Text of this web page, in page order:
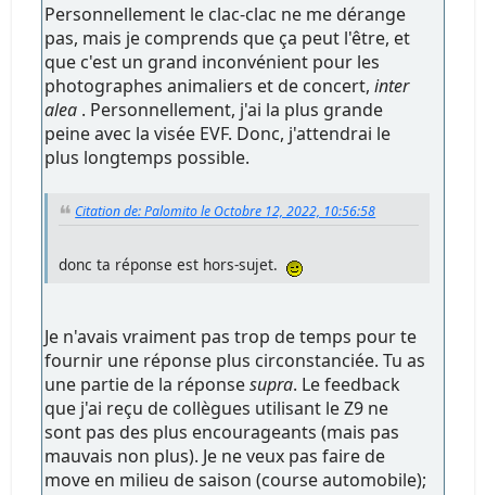
Personnellement le clac-clac ne me dérange
pas, mais je comprends que ça peut l'être, et
que c'est un grand inconvénient pour les
photographes animaliers et de concert,inter
alea . Personnellement, j'ai la plus grande
peine avec la visée EVF. Donc, j'attendrai le
plus longtemps possible.
Citation de: Palomito le Octobre 12, 2022, 10:56:58
donc ta réponse est hors-sujet.
Je n'avais vraiment pas trop de temps pour te
fournir une réponse plus circonstanciée. Tu as
une partie de la réponsesupra. Le feedback
que j'ai reçu de collègues utilisant le Z9 ne
sont pas des plus encourageants (mais pas
mauvais non plus). Je ne veux pas faire de
move en milieu de saison (course automobile);